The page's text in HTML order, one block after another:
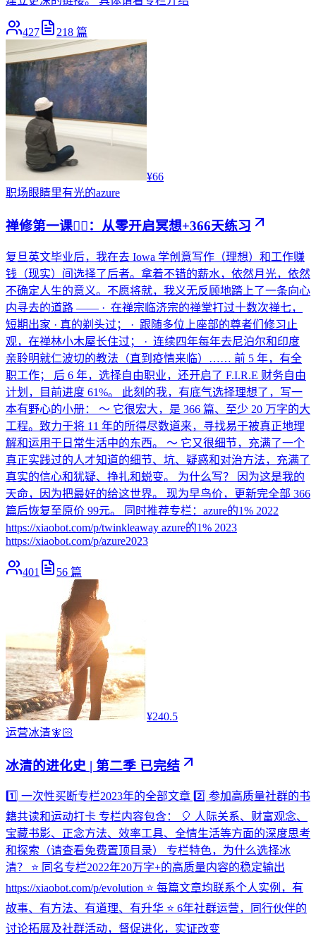
427 218 篇
¥66
职场眼睛里有光的azure
禅修第一课🧘‍♀️：从零开启冥想+366天练习
复旦英文毕业后，我在去 Iowa 学创意写作（理想）和工作赚
钱（现实）间选择了后者。拿着不错的薪水，依然月光，依然
不确定人生的意义。不愿将就，我义无反顾地踏上了一条向心
内寻去的道路 —— · 在禅宗临济宗的禅堂打过十数次禅七，
短期出家 · 真的剃头过； · 跟随多位上座部的尊者们修习止
观，在禅林小木屋长住过； · 连续四年每年去尼泊尔和印度
亲聆明就仁波切的教法（直到疫情来临）…… 前 5 年，有全
职工作； 后 6 年，选择自由职业，还开启了 F.I.R.E 财务自由
计划，目前进度 61%。 此刻的我，有底气选择理想了，写一
本有野心的小册： ～ 它很宏大，是 366 篇、至少 20 万字的大
工程。致力于将 11 年的所得尽数道来，寻找易于被真正地理
解和运用于日常生活中的东西。 ～ 它又很细节，充满了一个
真正实践过的人才知道的细节、坑、疑惑和对治方法，充满了
真实的信心和犹疑、挣扎和蜕变。 为什么写？ 因为这是我的
天命，因为把最好的给这世界。 现为早鸟价，更新完全部 366
篇后恢复至原价 99元。 同时推荐专栏：azure的1% 2022
https://xiaobot.com/p/twinkleaway azure的1% 2023
https://xiaobot.com/p/azure2023
401 56 篇
¥240.5
运营冰清🧚🏻
冰清的进化史 | 第二季 已完结
1️⃣ 一次性买断专栏2023年的全部文章 2️⃣ 参加高质量社群的书
籍共读和运动打卡 专栏内容包含： 🎈 人际关系、财富观念、
宝藏书影、正念方法、效率工具、全情生活等方面的深度思考
和探索（请查看免费置顶目录） 专栏特色，为什么选择冰
清？ ⭐ 同名专栏2022年20万字+的高质量内容的稳定输出
https://xiaobot.com/p/evolution ⭐ 每篇文章均联系个人实例，有
故事、有方法、有道理、有升华 ⭐ 6年社群运营，同行伙伴的
讨论拓展及社群活动，督促进化，实证改变